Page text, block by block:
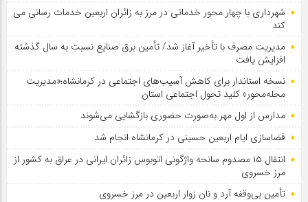
شهرداری با چهار محور خدماتی در مرز به زائران اربعین خدمات رسانی می
کند
مدیریت مصرف با تأخیر آغاز شد/ تأمین برق صنایع نسبت به سال گذشته
افزایش یافت
نسخه استاندار برای کاهش آسیب‌های اجتماعی در کرمانشاه؛«مدیریت
محله‌محور» کلید تحول اجتماعی استان
مدارس از اول مهر به‌صورت حضوری بازگشایی می‌شوند
فضاسازی ایام اربعین حسینی در کرمانشاه انجام شد
انتقال ۱۵ مصدوم سانحه واژگونی اتوبوس زائران ایرانی در عراق به کشور از
مرز خسروی
تأمین بی‌وقفه آرد و نان زوار اربعین در مرز خسروی